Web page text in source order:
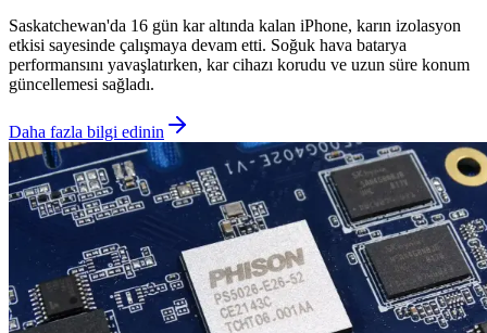
Saskatchewan'da 16 gün kar altında kalan iPhone, karın izolasyon
etkisi sayesinde çalışmaya devam etti. Soğuk hava batarya
performansını yavaşlatırken, kar cihazı korudu ve uzun süre konum
güncellemesi sağladı.
Daha fazla bilgi edinin